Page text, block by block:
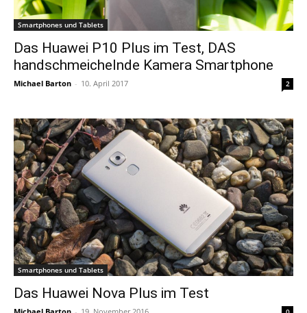
Smartphones und Tablets
Das Huawei P10 Plus im Test, DAS
handschmeichelnde Kamera Smartphone
Michael Barton - 10. April 2017 2
Smartphones und Tablets
Das Huawei Nova Plus im Test